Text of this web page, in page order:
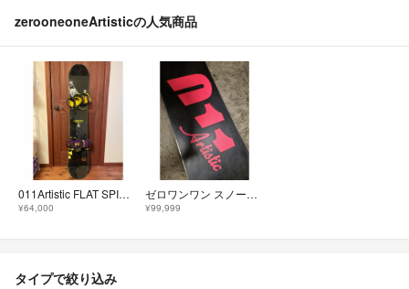
zerooneoneArtisticの人気商品
011Artistic FLAT SPIN LIMITED FLUXバインセット
¥64,000
ゼロワンワン スノーボード 板 送料込み
¥99,999
タイプで絞り込み